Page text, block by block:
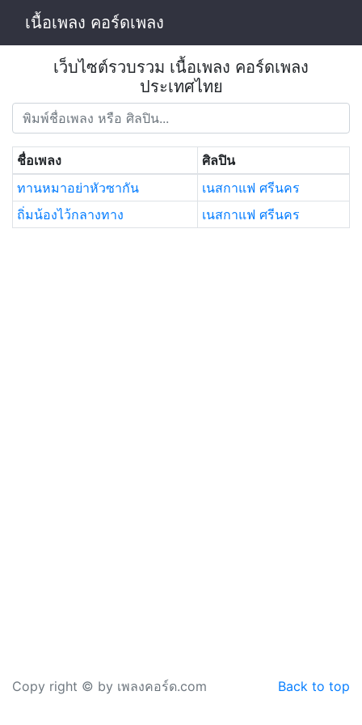
เนื้อเพลง คอร์ดเพลง
เว็บไซต์รวบรวม เนื้อเพลง คอร์ดเพลง
ประเทศไทย
ชื่อเพลง
ศิลปิน
ทานหมาอย่าหัวซากัน
เนสกาแฟ ศรีนคร
ถิ่มน้องไว้กลางทาง
เนสกาแฟ ศรีนคร
Back to top
Copy right © by เพลงคอร์ด.com